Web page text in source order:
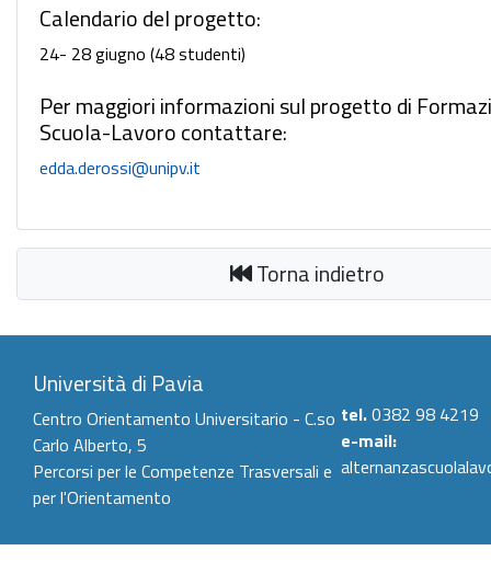
Calendario del progetto:
24- 28 giugno (48 studenti)
Per maggiori informazioni sul progetto di
Scuola-Lavoro contattare:
edda.derossi@unipv.it
Torna indietro
Università di Pavia
Centro Orientamento Universitario - C.so
Carlo Alberto, 5
Percorsi per le Competenze Trasversali e
per l'Orientamento
tel.0382 98 4219
e-mail: